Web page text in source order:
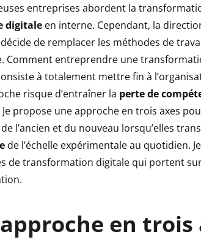
entreprises abordent la
digitale en interne. Cependant, la
décide de remplacer les méthodes de
Comment entreprendre une
à totalement mettre fin à
risque d’entraîner la perte de
Je propose une approche en trois axes
l’ancien et du nouveau lorsqu’elles
de l’échelle expérimentale au quotidien.
de transformation digitale qui portent
en trois